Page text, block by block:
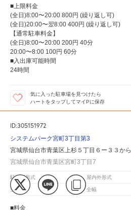
■上限料金
(全日)8:00〜20:00 800円 (繰り返し可)
(全日)20:00〜翌8:00 400円 (繰り返し可)
【通常駐車料金】
(全日)8:00〜20:00 200円 40分
20:00〜8:00 100円 60分
■入出庫可能時間
24時間
気に入った駐車場を見つけたら
ハートをタップしてマイPに保存
ID:305151972
システムパーク宮町3丁目第3
宮城県仙台市青葉区上杉５丁目６ー３３から
宮城県仙台市青葉区宮町3丁目7
駐車場形式 - 屋内外形式
全長 - 全幅
■料金